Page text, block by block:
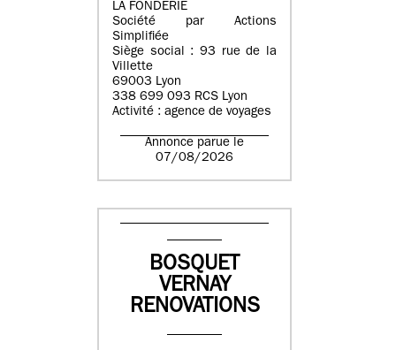
LA FONDERIE
Société par Actions
Simplifiée
Siège social : 93 rue de la
Villette
69003 Lyon
338 699 093 RCS Lyon
Activité : agence de voyages
Annonce parue le
07/08/2026
BOSQUET
VERNAY
RENOVATIONS